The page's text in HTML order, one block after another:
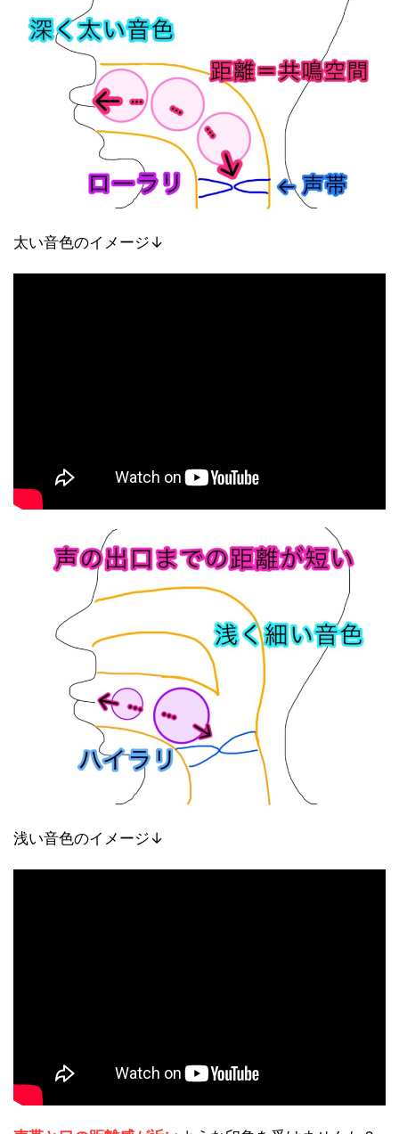
太い音色のイメージ↓
浅い音色のイメージ↓